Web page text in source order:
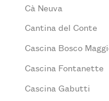
Cà Neuva
Cantina del Conte
Cascina Bosco
Cascina Fontanette
Cascina Gabutti